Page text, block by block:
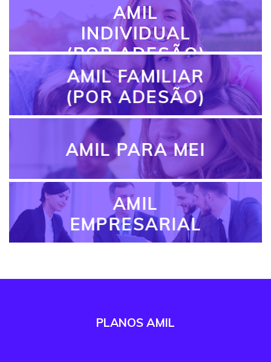
AMIL
INDIVIDUAL
(POR ADESÃO)
AMIL FAMILIAR
(POR ADESÃO)
AMIL PARA MEI
AMIL
EMPRESARIAL
PLANOS AMIL